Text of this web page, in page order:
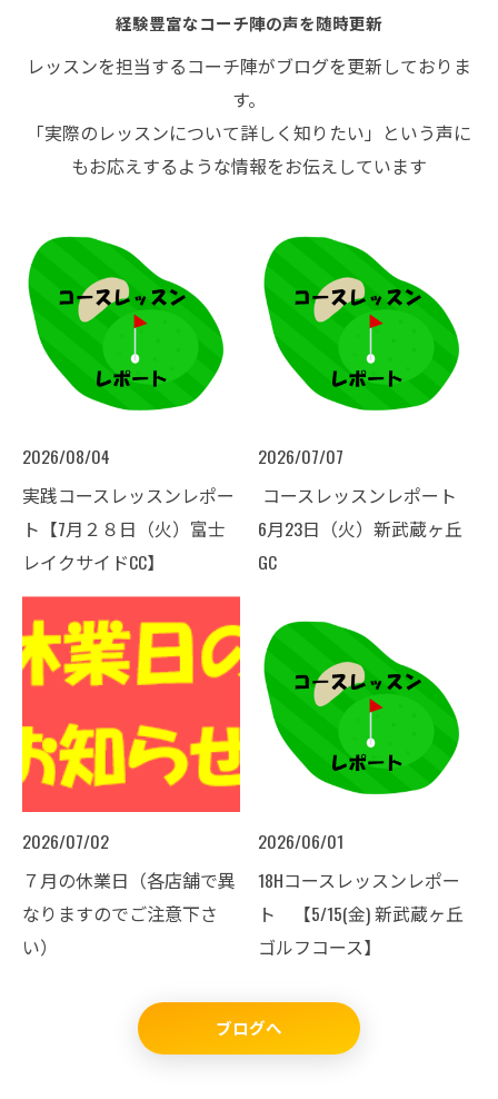
経験豊富なコーチ陣の声を随時更新
レッスンを担当するコーチ陣がブログを更新しておりま
す。
「実際のレッスンについて詳しく知りたい」という声に
もお応えするような情報をお伝えしています
2026/08/04
実践コースレッスンレポー
ト【7月２８日（火）富士
レイクサイドCC】
2026/07/07
​ コースレッスンレポート
6月23日（火）新武蔵ヶ丘
GC ​
2026/07/02
７月の休業日（各店舗で異
なりますのでご注意下さ
い）
2026/06/01
18Hコースレッスンレポー
ト 【5/15(金) 新武蔵ヶ丘
ゴルフコース】
ブログへ
お問い合わせはこちら